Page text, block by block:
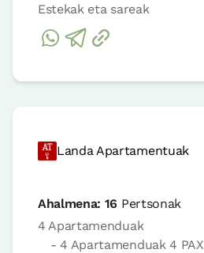
Estekak eta sareak
Landa Apartamentuak
Ahalmena: 16 Pertsonak
4 Apartamenduak
- 4 Apartamenduak 4 PAX